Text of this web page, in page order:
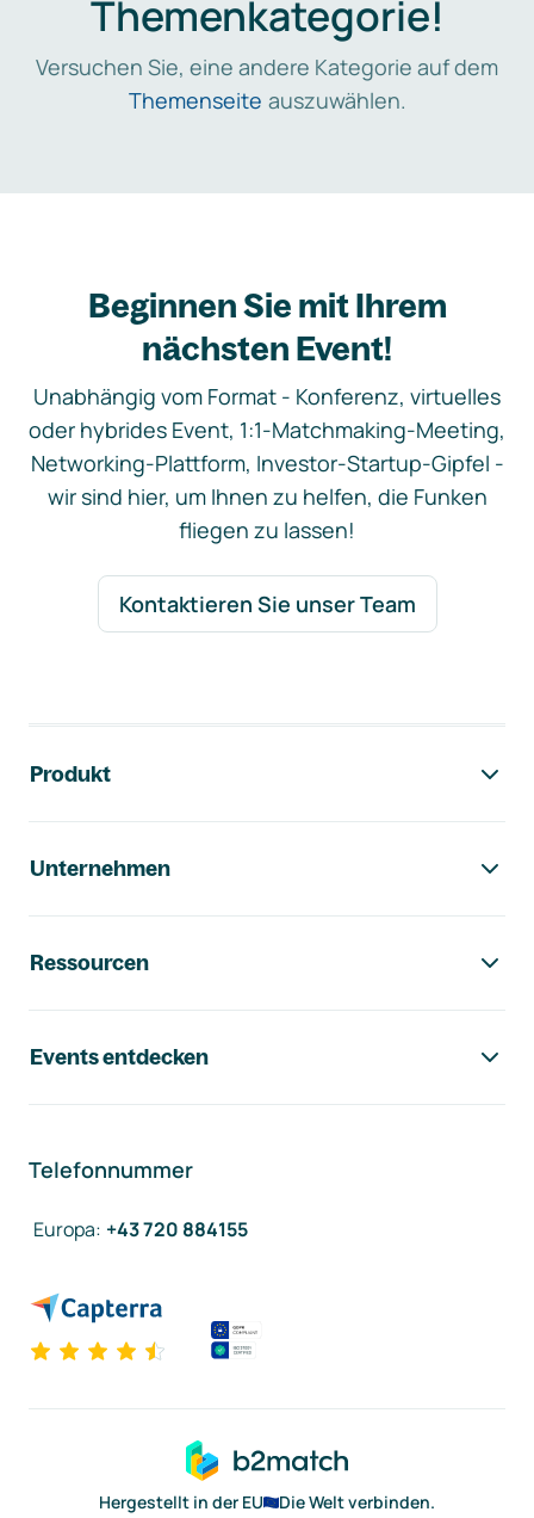
Themenkategorie!
Versuchen Sie, eine andere Kategorie auf dem
Themenseite auszuwählen.
Beginnen Sie mit Ihrem
nächsten Event!
Unabhängig vom Format - Konferenz, virtuelles
oder hybrides Event, 1:1-Matchmaking-Meeting,
Networking-Plattform, Investor-Startup-Gipfel -
wir sind hier, um Ihnen zu helfen, die Funken
fliegen zu lassen!
Kontaktieren Sie unser Team
Produkt
Unternehmen
Ressourcen
Events entdecken
Telefonnummer
Europa: +43 720 884155
Hergestellt in der EU
Die Welt verbinden.